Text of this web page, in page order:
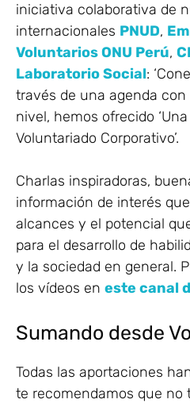
iniciativa colaborativa de
internacionales PNUD,
Voluntarios ONU Perú,
Laboratorio Social:
través de una agenda
nivel, hemos ofrecido
Voluntariado Corporativo’.
Charlas inspiradoras,
información de interés
alcances y el potencial
para el desarrollo de
y la sociedad en general.
los vídeos en este canal
Sumando desde
Todas las aportaciones
te recomendamos que no